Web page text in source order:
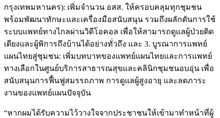
กรุงเทพมหานคร): เพิ่มจำนวน อสส. ให้ครอบคลุมทุกชุมชน
พร้อมพัฒนาทักษะและเครื่องมือสนับสนุน รวมถึงผลักดันการใช้
ระบบแพทย์ทางไกลผ่านวิดีโอคอล เพื่อให้สามารถดูแลผู้ป่วยติด
เตียงและผู้พิการถึงบ้านได้อย่างทั่วถึง และ 3. บูรณาการแพทย์
แผนไทยสู่ชุมชน: เพิ่มบทบาทของแพทย์แผนไทยและการแพทย์
ทางเลือกในศูนย์บริการสาธารณสุขและคลินิกชุมชนอบอุ่น เพื่อ
สนับสนุนการฟื้นฟูสมรรถภาพ การดูแลผู้สูงอายุ และลดภาระ
งานของแพทย์แผนปัจจุบัน
“หากผมได้รับความไว้วางใจจากประชาชนให้เข้ามาทำหน้าที่ผู้